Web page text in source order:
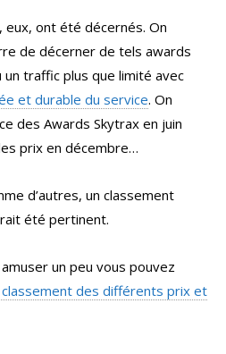
eux, ont été décernés. On
de décerner de tels awards
un traffic plus que limité avec
et durable du service. On
des Awards Skytrax en juin
prix en décembre…
d’autres, un classement
été pertinent.
un peu vous pouvez
des différents prix et